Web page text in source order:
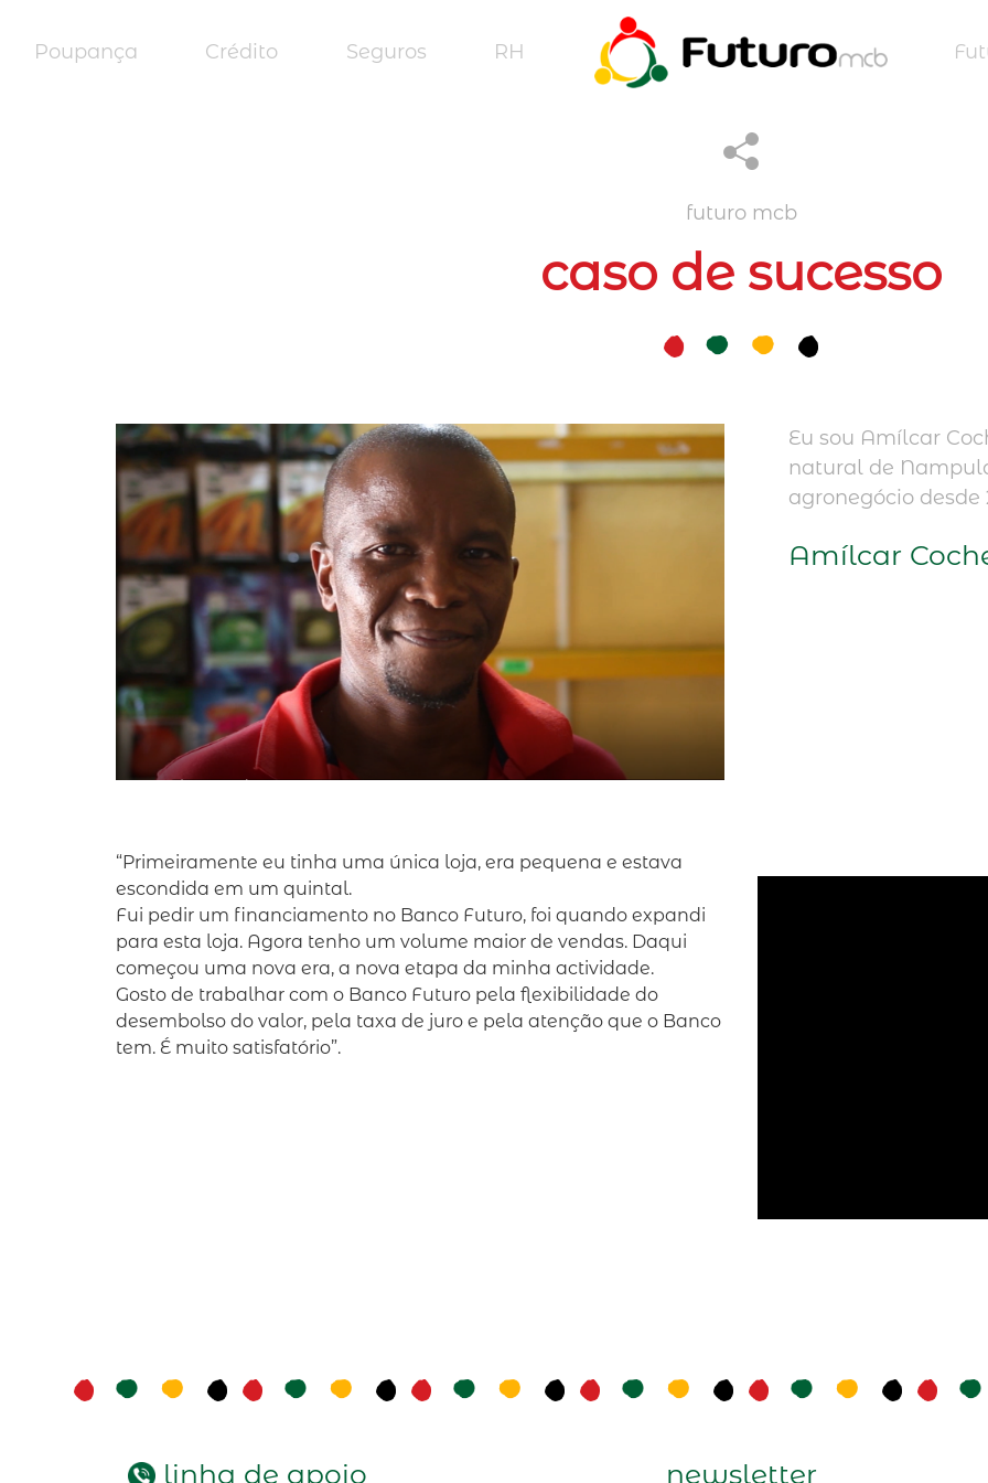
Poupança Crédito Seguros RH
futuro mcb
caso de sucesso
Eu sou Amílcar
natural de
agronegócio desde
Amílcar
“Primeiramente eu tinha uma única loja, era pequena e estava
escondida em um quintal.
Fui pedir um financiamento no Banco Futuro, foi quando expandi
para esta loja. Agora tenho um volume maior de vendas. Daqui
começou uma nova era, a nova etapa da minha actividade.
Gosto de trabalhar com o Banco Futuro pela flexibilidade do
desembolso do valor, pela taxa de juro e pela atenção que o Banco
tem. É muito satisfatório”.
linha de apoio newsletter